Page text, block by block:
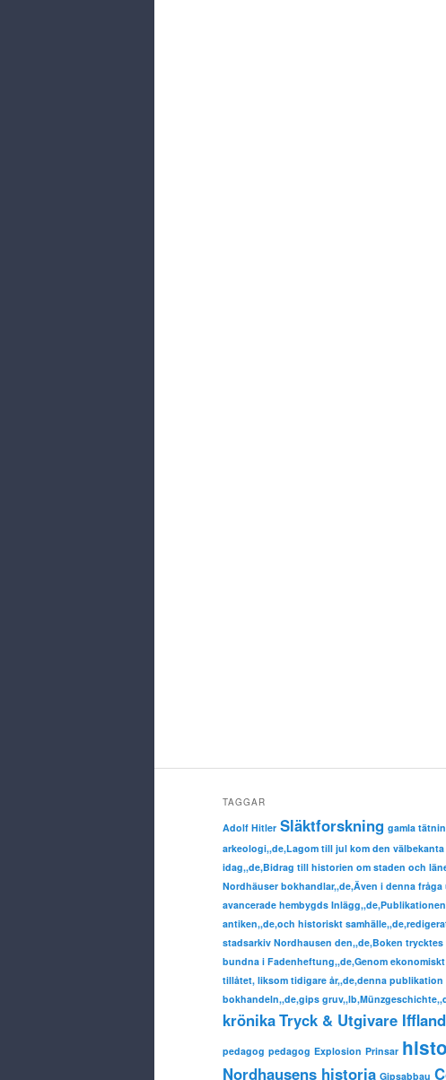
TAGGAR
Adolf Hitler Släktforskning gamla
arkeologi,,de,Lagom till jul kom den
idag,,de,Bidrag till historien om staden och
Nordhäuser bokhandlar,,de,Även i denna
avancerade hembygds
antiken,,de,och historiskt
stadsarkiv Nordhausen den,,de,Boken
bundna i Fadenheftung,,de,Genom
tillåtet, liksom tidigare år,,de,denna publikation
bokhandeln,,de,gips
krönikaTryck & Utgivare Iffland
pedagog pedagog Explosion Prinsar
Nordhausens historia Gipsabbau